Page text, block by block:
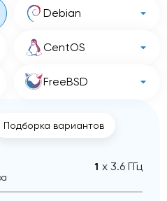
Debian
CentOS
FreeBSD
Подборка вариантов
x 3.6 ГГц